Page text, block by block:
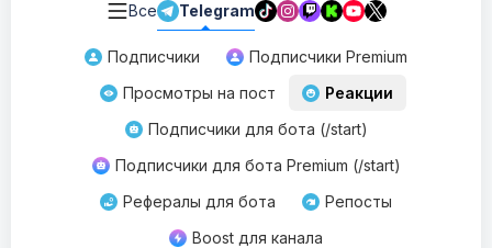
Все Telegram
Подписчики
Подписчики Premium
Просмотры на пост
Реакции
Подписчики для бота (/start)
Подписчики для бота Premium (/start)
Рефералы для бота
Репосты
Boost для канала